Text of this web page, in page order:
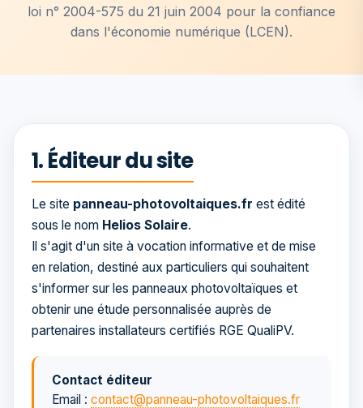
loi n° 2004-575 du 21 juin 2004 pour la confiance
dans l'économie numérique (LCEN).
1. Éditeur du site
Le site panneau-photovoltaiques.fr est édité
sous le nom Helios Solaire.
Il s'agit d'un site à vocation informative et de mise
en relation, destiné aux particuliers qui souhaitent
s'informer sur les panneaux photovoltaïques et
obtenir une étude personnalisée auprès de
partenaires installateurs certifiés RGE QualiPV.
Contact éditeur
Email : contact@panneau-photovoltaiques.fr